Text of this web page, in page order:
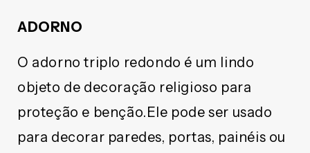
PROTEÇÃO
DOS
(1
UNIDADE)
PROTEÇÃO
DOS
(1
UNIDADE)
ADORNO
O adorno triplo redondo é um lindo
objeto de decoração religioso para
proteção e benção.Ele pode ser usado
para decorar paredes, portas, painéis ou